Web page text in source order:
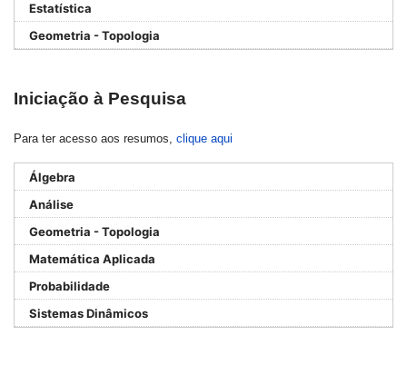
Estatística
Geometria - Topologia
Iniciação à Pesquisa
Para ter acesso aos resumos, clique aqui
Álgebra
Análise
Geometria - Topologia
Matemática Aplicada
Probabilidade
Sistemas Dinâmicos